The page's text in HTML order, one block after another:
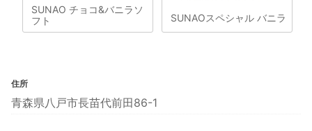
SUNAO チョコ&バニラソ
フト
SUNAOスペシャル バニラ
住所
青森県八戸市長苗代前田86-1